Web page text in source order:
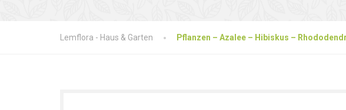
Lemflora - Haus & Garten Pflanzen – Azalee – Hibiskus –